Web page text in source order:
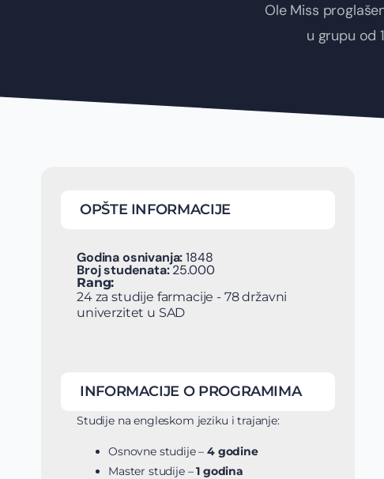
Ole Miss
u grupu od
OPŠTE INFORMACIJE
Godina osnivanja:1848
Broj studenata:25.000
Rang:
24 za studije farmacije - 78 državni
univerzitet u SAD
INFORMACIJE O PROGRAMIMA
Studije na engleskom jeziku i trajanje:
Osnovne studije – 4 godine
Master studije –1 godina